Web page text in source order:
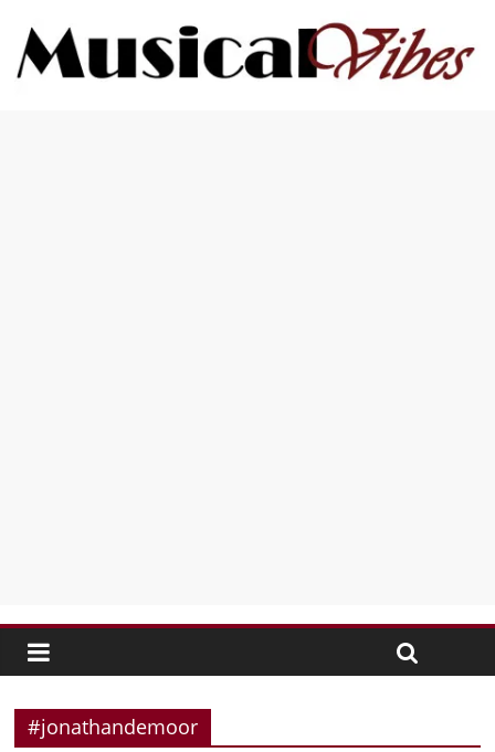
#jonathandemoor